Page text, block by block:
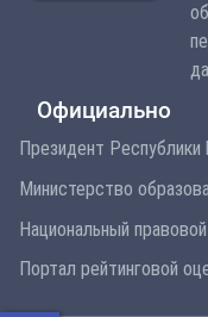
Официально
Президент Республики
Министерство
Национальный
Портал рейтинговой